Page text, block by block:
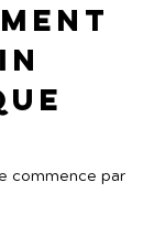
commence par